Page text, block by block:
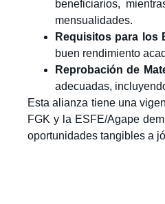
beneficiarios,
mensualidades.
Requisitos para los
buen rendimiento
Reprobación de
adecuadas,
Esta alianza tiene una
FGK y la ESFE/Agape
oportunidades tangibles a